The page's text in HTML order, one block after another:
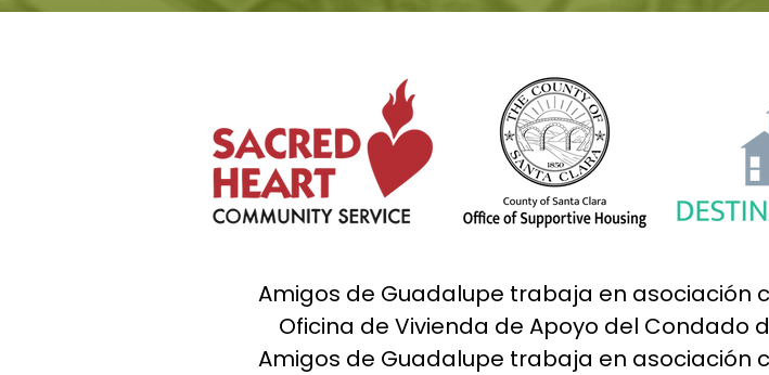
Amigos de Guadalupe trabaja en asociación
Oficina de Vivienda de Apoyo del Condado
Amigos de Guadalupe trabaja en asociación